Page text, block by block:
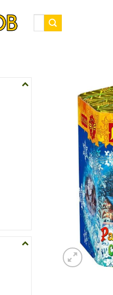
Искать: